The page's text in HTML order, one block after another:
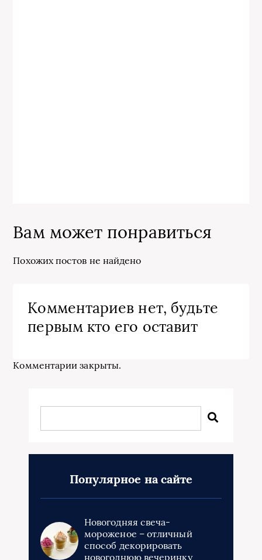
Вам может понравиться
Похожих постов не найдено
Комментариев нет, будьте
первым кто его оставит
Комментарии закрыты.
Популярное на сайте
Новогодняя свеча-
мороженое – отличный
способ декорировать
новогоднюю вечеринку